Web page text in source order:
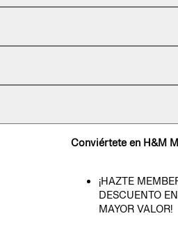
Conviértete en H&M
¡HAZTE
DESCUENTO
MAYOR VALOR!